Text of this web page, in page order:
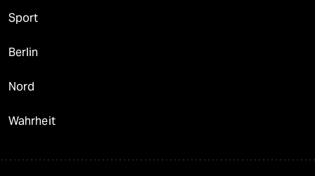
Sport
Berlin
Nord
Wahrheit